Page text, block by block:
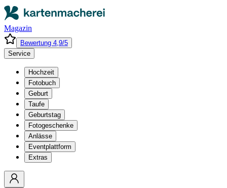
Magazin
Bewertung 4,9/5
Service
Hochzeit
Fotobuch
Geburt
Taufe
Geburtstag
Fotogeschenke
Anlässe
Eventplattform
Extras